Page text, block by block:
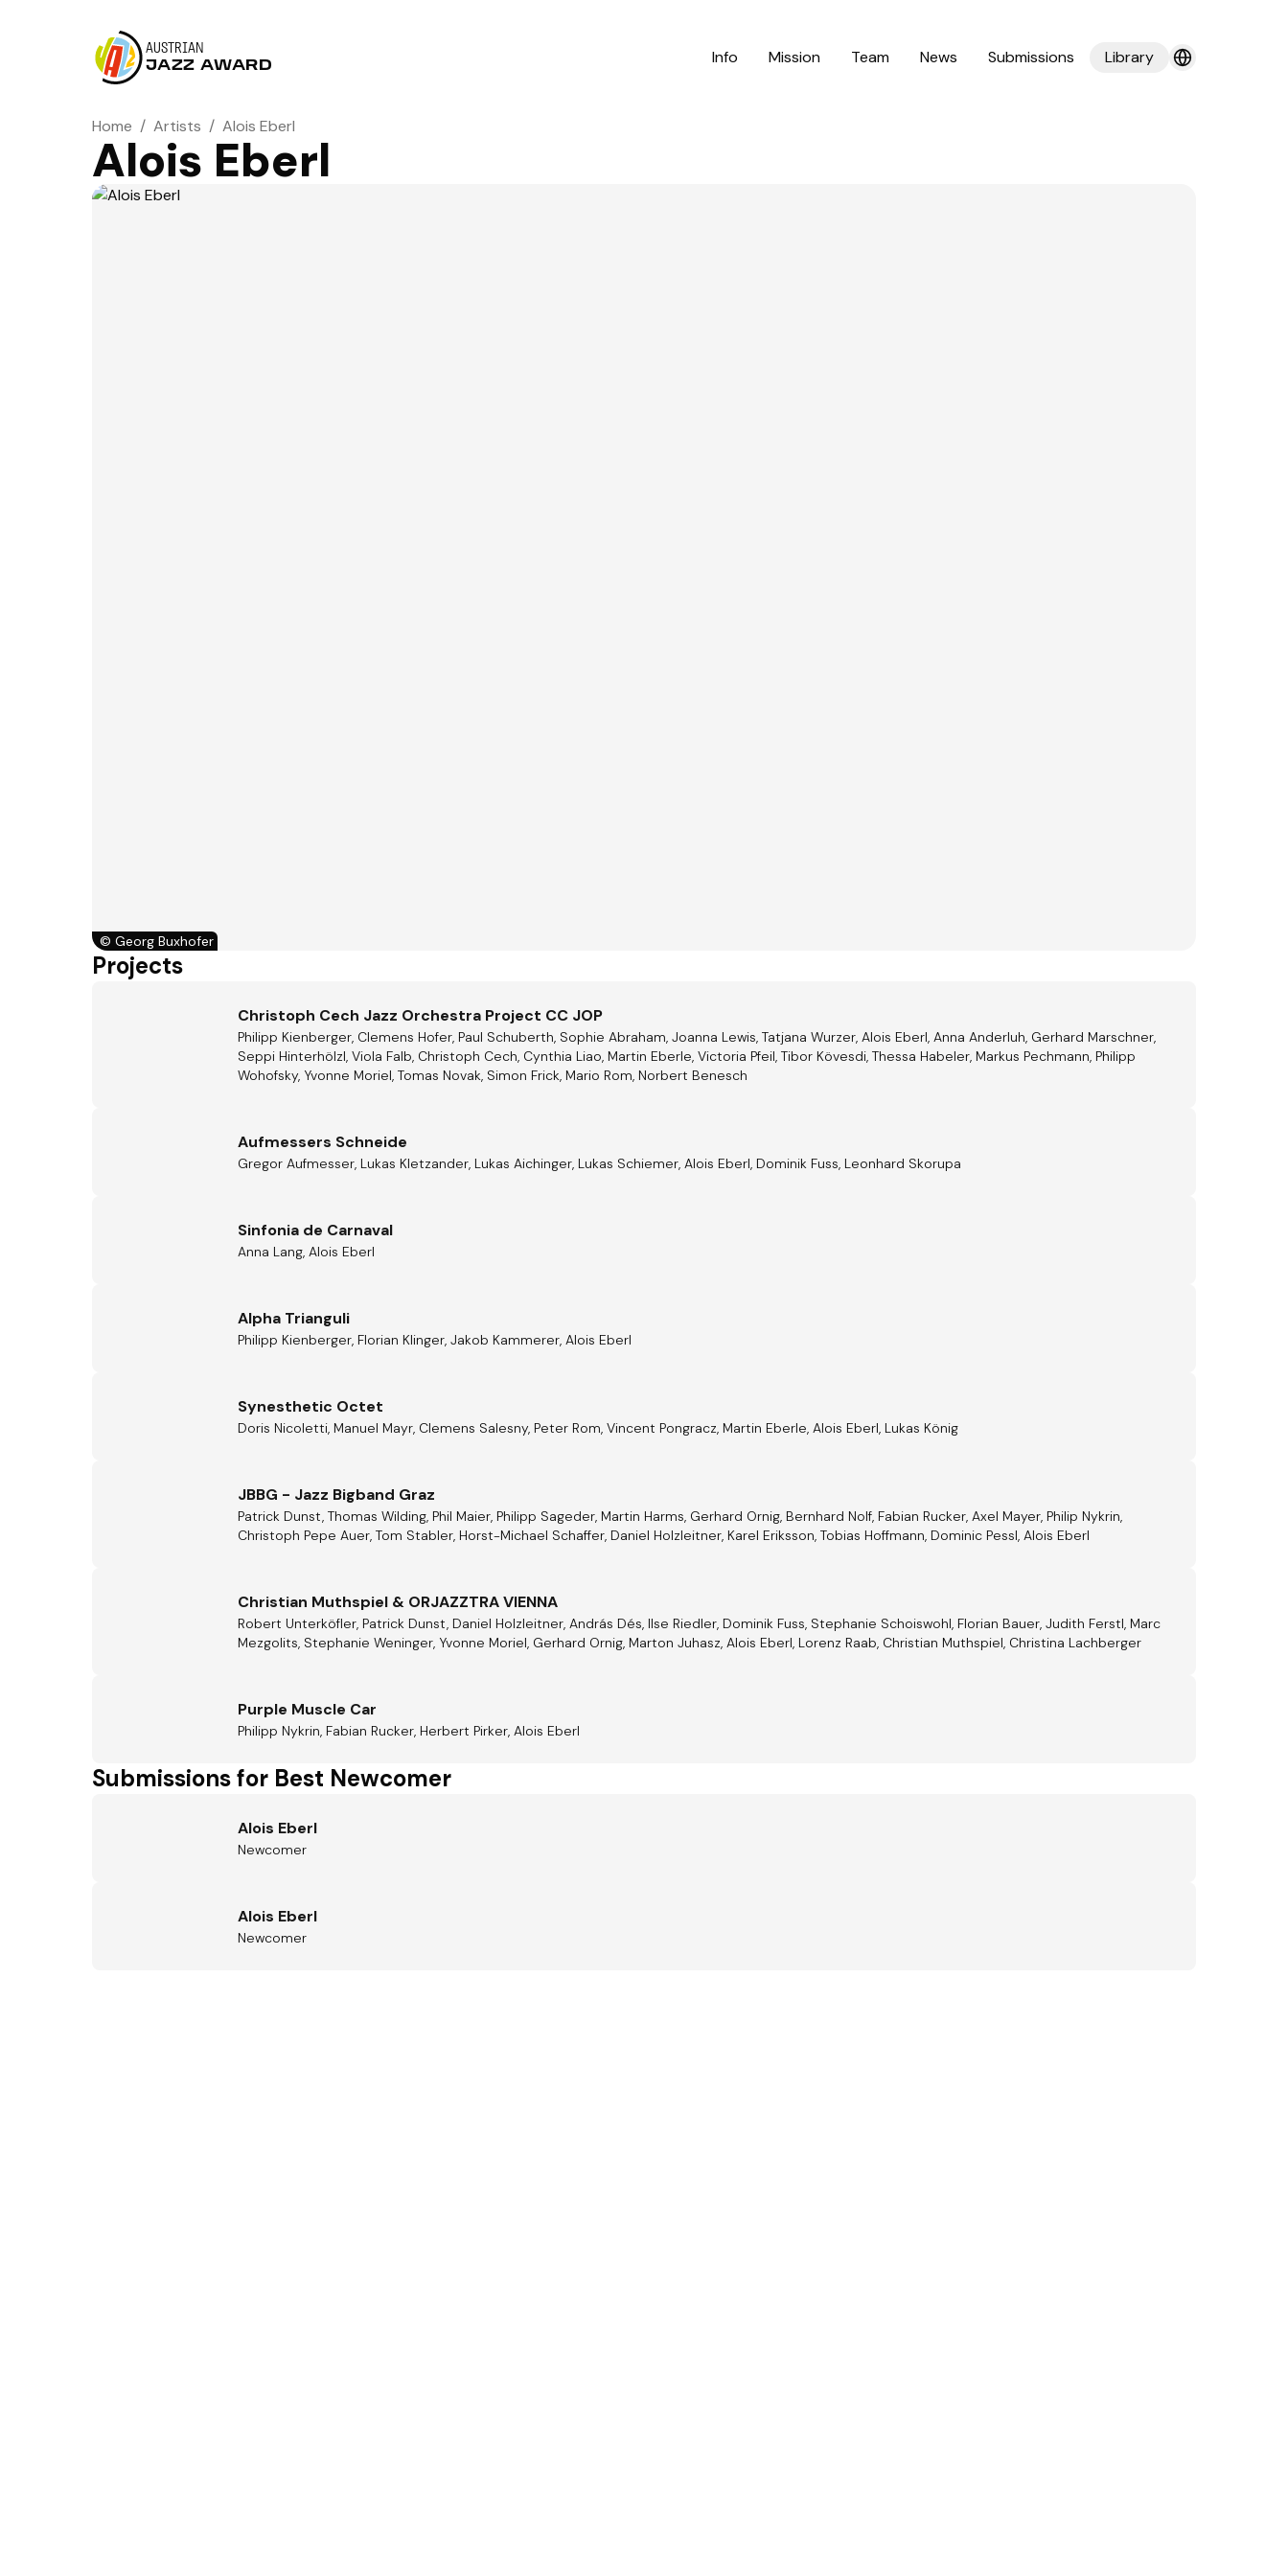
AUSTRIAN
JAZZ AWARD
Info Mission Team News Submissions Library
Home / Artists / Alois Eberl
Alois Eberl
© Georg Buxhofer
Projects
Christoph Cech Jazz Orchestra Project CC JOP
Philipp Kienberger, Clemens Hofer, Paul Schuberth, Sophie Abraham, Joanna Lewis, Tatjana Wurzer, Alois Eberl, Anna Anderluh, Gerhard Marschner,
Seppi Hinterhölzl, Viola Falb, Christoph Cech, Cynthia Liao, Martin Eberle, Victoria Pfeil, Tibor Kövesdi, Thessa Habeler, Markus Pechmann, Philipp
Wohofsky, Yvonne Moriel, Tomas Novak, Simon Frick, Mario Rom, Norbert Benesch
Aufmessers Schneide
Gregor Aufmesser, Lukas Kletzander, Lukas Aichinger, Lukas Schiemer, Alois Eberl, Dominik Fuss, Leonhard Skorupa
Sinfonia de Carnaval
Anna Lang, Alois Eberl
Alpha Trianguli
Philipp Kienberger, Florian Klinger, Jakob Kammerer, Alois Eberl
Synesthetic Octet
Doris Nicoletti, Manuel Mayr, Clemens Salesny, Peter Rom, Vincent Pongracz, Martin Eberle, Alois Eberl, Lukas König
JBBG - Jazz Bigband Graz
Patrick Dunst, Thomas Wilding, Phil Maier, Philipp Sageder, Martin Harms, Gerhard Ornig, Bernhard Nolf, Fabian Rucker, Axel Mayer, Philip Nykrin,
Christoph Pepe Auer, Tom Stabler, Horst-Michael Schaffer, Daniel Holzleitner, Karel Eriksson, Tobias Hoffmann, Dominic Pessl, Alois Eberl
Christian Muthspiel & ORJAZZTRA VIENNA
Robert Unterköfler, Patrick Dunst, Daniel Holzleitner, András Dés, Ilse Riedler, Dominik Fuss, Stephanie Schoiswohl, Florian Bauer, Judith Ferstl, Marc
Mezgolits, Stephanie Weninger, Yvonne Moriel, Gerhard Ornig, Marton Juhasz, Alois Eberl, Lorenz Raab, Christian Muthspiel, Christina Lachberger
Purple Muscle Car
Philipp Nykrin, Fabian Rucker, Herbert Pirker, Alois Eberl
Submissions for Best Newcomer
Alois Eberl
Newcomer
Alois Eberl
Newcomer